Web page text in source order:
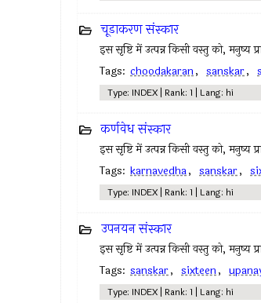
चूडाकरण संस्कार
इस सृष्टि में उत्पन्न किसी वस्तु को, मनुष्य
Tags: choodakaran, sanskar,
Type: INDEX | Rank: 1 | Lang: hi
कर्णवेध संस्कार
इस सृष्टि में उत्पन्न किसी वस्तु को, मनुष्य
Tags: karnavedha, sanskar,
Type: INDEX | Rank: 1 | Lang: hi
उपनयन संस्कार
इस सृष्टि में उत्पन्न किसी वस्तु को, मनुष्य
Tags: sanskar, sixteen,
Type: INDEX | Rank: 1 | Lang: hi